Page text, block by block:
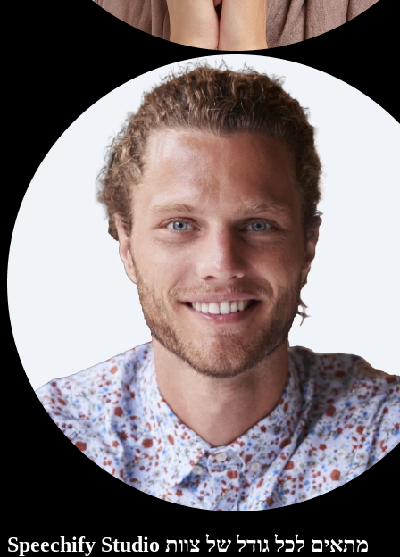
Speechify Studio מתאים לכל גודל של צוות